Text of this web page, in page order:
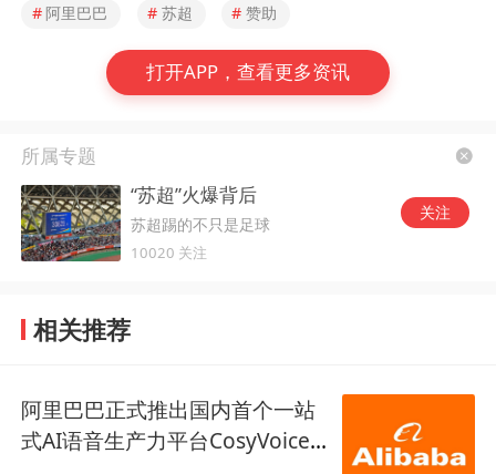
# 阿里巴巴 # 苏超 # 赞助
打开APP，查看更多资讯
所属专题
“苏超”火爆背后
苏超踢的不只是足球
10020 关注
关注
相关推荐
阿里巴巴正式推出国内首个一站
式AI语音生产力平台CosyVoice